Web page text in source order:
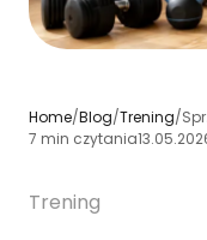
Home/Blog/Trening/
7 min czytania
Trening